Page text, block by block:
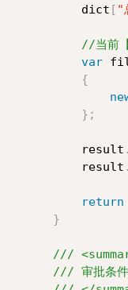
dict
[ "
//当前
var
{
} ;
result
.
result
.
return
}
///
/// 审批条件